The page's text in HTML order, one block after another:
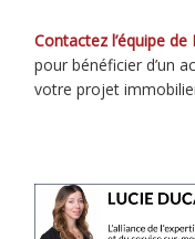
Contactez l’équipe de
pour bénéficier d’un
votre projet